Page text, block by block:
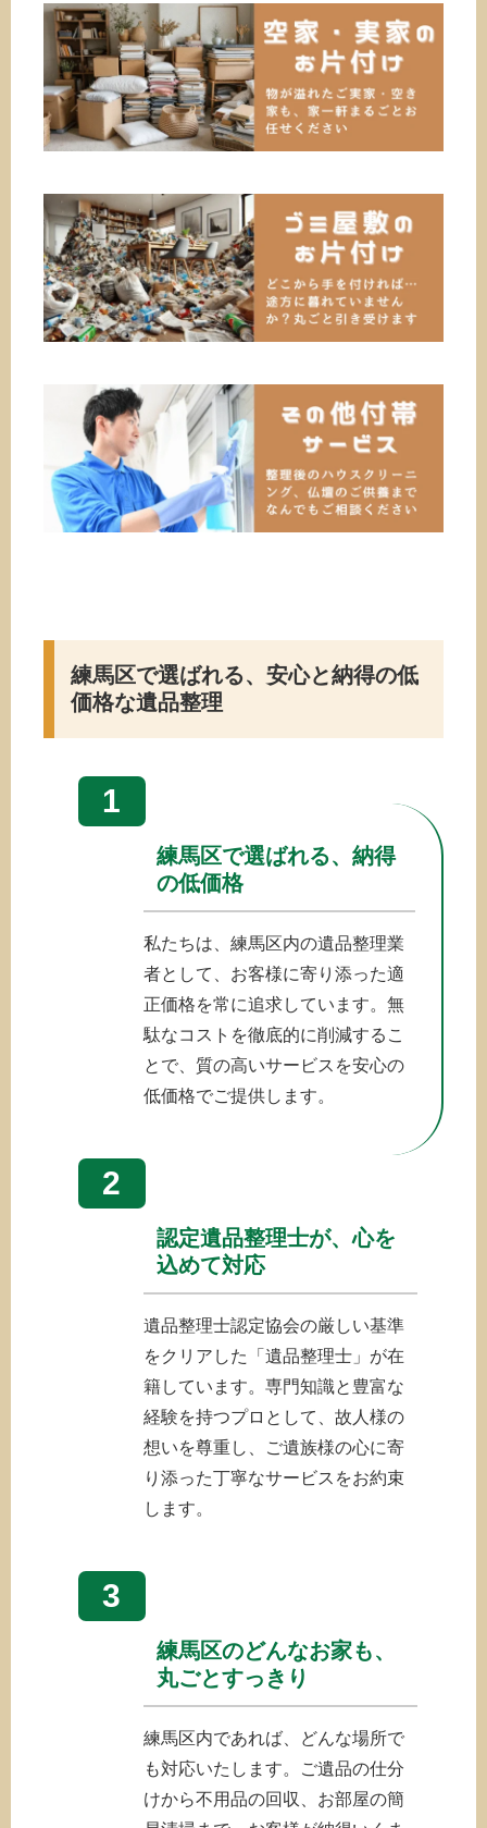
練馬区で選ばれる、安心と納得の低
価格な遺品整理
1
練馬区で選ばれる、納得
の低価格
私たちは、練馬区内の遺品整理業
者として、お客様に寄り添った適
正価格を常に追求しています。無
駄なコストを徹底的に削減するこ
とで、質の高いサービスを安心の
低価格でご提供します。
2
認定遺品整理士が、心を
込めて対応
遺品整理士認定協会の厳しい基準
をクリアした「遺品整理士」が在
籍しています。専門知識と豊富な
経験を持つプロとして、故人様の
想いを尊重し、ご遺族様の心に寄
り添った丁寧なサービスをお約束
します。
3
練馬区のどんなお家も、
丸ごとすっきり
練馬区内であれば、どんな場所で
も対応いたします。ご遺品の仕分
けから不用品の回収、お部屋の簡